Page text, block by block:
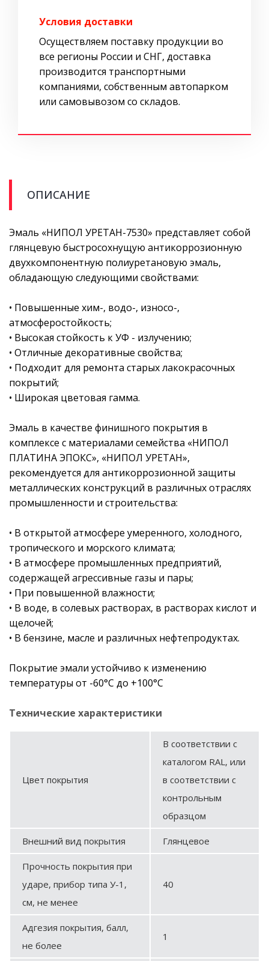
Условия доставки
Осуществляем поставку продукции во
все регионы России и СНГ, доставка
производится транспортными
компаниями, собственным автопарком
или самовывозом со складов.
ОПИСАНИЕ
Эмаль «НИПОЛ УРЕТАН-7530» представляет собой
глянцевую быстросохнущую антикоррозионную
двухкомпонентную полиуретановую эмаль,
обладающую следующими свойствами:
• Повышенные хим-, водо-, износо-,
атмосферостойкость;
• Высокая стойкость к УФ - излучению;
• Отличные декоративные свойства;
• Подходит для ремонта старых лакокрасочных
покрытий;
• Широкая цветовая гамма.
Эмаль в качестве финишного покрытия в
комплексе с материалами семейства «НИПОЛ
ПЛАТИНА ЭПОКС», «НИПОЛ УРЕТАН»,
рекомендуется для антикоррозионной защиты
металлических конструкций в различных отраслях
промышленности и строительства:
• В открытой атмосфере умеренного, холодного,
тропического и морского климата;
• В атмосфере промышленных предприятий,
содержащей агрессивные газы и пары;
• При повышенной влажности;
• В воде, в солевых растворах, в растворах кислот и
щелочей;
• В бензине, масле и различных нефтепродуктах.
Покрытие эмали устойчиво к изменению
температуры от -60°С до +100°С
Технические характеристики
Цвет покрытия
В соответствии с
каталогом RAL, или
в соответствии с
контрольным
образцом
Внешний вид покрытия Глянцевое
Прочность покрытия при
ударе, прибор типа У-1,
см, не менее
40
Адгезия покрытия, балл,
не более
1